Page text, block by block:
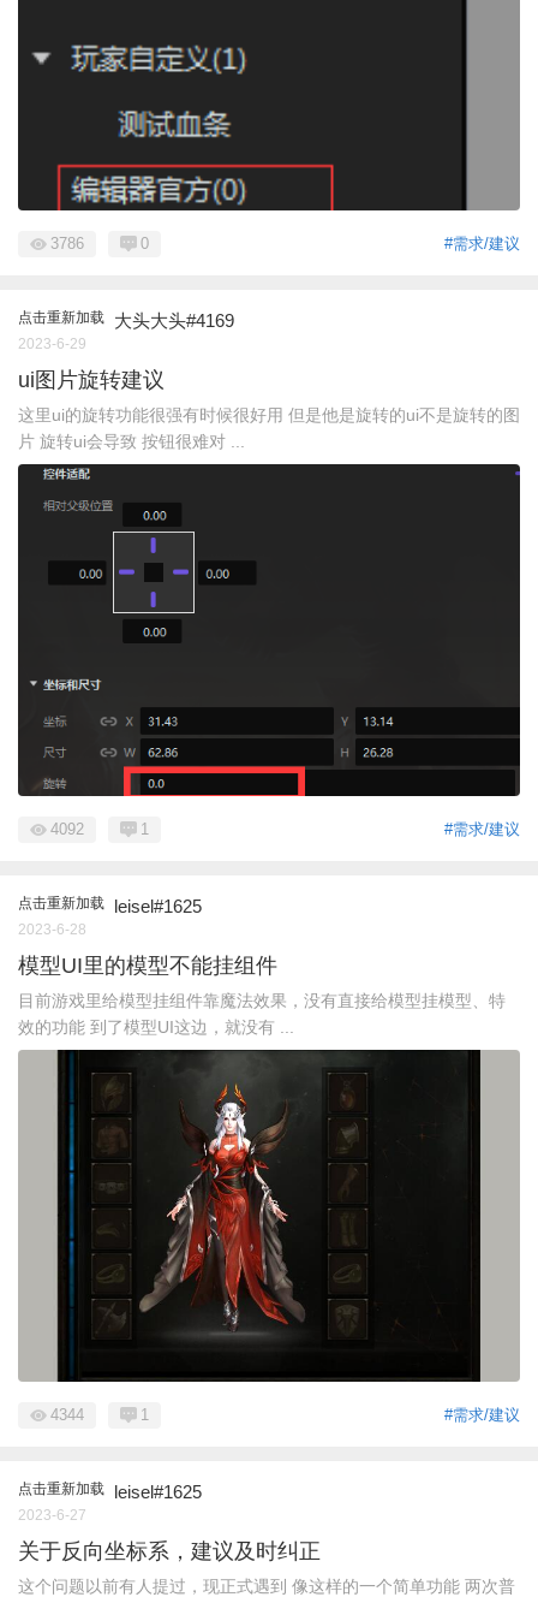
#需求/建议
3786 0
点击重新加载 大头大头#4169
2023-6-29
ui图片旋转建议
这里ui的旋转功能很强有时候很好用 但是他是旋转的ui不是旋转的图
片 旋转ui会导致 按钮很难对 ...
#需求/建议
4092 1
点击重新加载 leisel#1625
2023-6-28
模型UI里的模型不能挂组件
目前游戏里给模型挂组件靠魔法效果，没有直接给模型挂模型、特
效的功能 到了模型UI这边，就没有 ...
#需求/建议
4344 1
点击重新加载 leisel#1625
2023-6-27
关于反向坐标系，建议及时纠正
这个问题以前有人提过，现正式遇到 像这样的一个简单功能 两次普